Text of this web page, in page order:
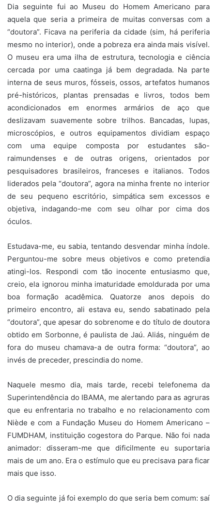
Dia seguinte fui ao Museu do Homem Americano para
aquela que seria a primeira de muitas conversas com a
“doutora”. Ficava na periferia da cidade (sim, há periferia
mesmo no interior), onde a pobreza era ainda mais visível.
O museu era uma ilha de estrutura, tecnologia e ciência
cercada por uma caatinga já bem degradada. Na parte
interna de seus muros, fósseis, ossos, artefatos humanos
pré-históricos, plantas prensadas e livros, todos bem
acondicionados em enormes armários de aço que
deslizavam suavemente sobre trilhos. Bancadas, lupas,
microscópios, e outros equipamentos dividiam espaço
com uma equipe composta por estudantes são-
raimundenses e de outras origens, orientados por
pesquisadores brasileiros, franceses e italianos. Todos
liderados pela “doutora”, agora na minha frente no interior
de seu pequeno escritório, simpática sem excessos e
objetiva, indagando-me com seu olhar por cima dos
óculos.
Estudava-me, eu sabia, tentando desvendar minha índole.
Perguntou-me sobre meus objetivos e como pretendia
atingi-los. Respondi com tão inocente entusiasmo que,
creio, ela ignorou minha imaturidade emoldurada por uma
boa formação acadêmica. Quatorze anos depois do
primeiro encontro, ali estava eu, sendo sabatinado pela
“doutora”, que apesar do sobrenome e do título de doutora
obtido em Sorbonne, é paulista de Jaú. Aliás, ninguém de
fora do museu chamava-a de outra forma: “doutora”, ao
invés de preceder, prescindia do nome.
Naquele mesmo dia, mais tarde, recebi telefonema da
Superintendência do IBAMA, me alertando para as agruras
que eu enfrentaria no trabalho e no relacionamento com
Niède e com a Fundação Museu do Homem Americano –
FUMDHAM, instituição cogestora do Parque. Não foi nada
animador: disseram-me que dificilmente eu suportaria
mais de um ano. Era o estímulo que eu precisava para ficar
mais que isso.
O dia seguinte já foi exemplo do que seria bem comum: saí